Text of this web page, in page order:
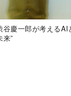
谷慶一郎が考えるAI
来”